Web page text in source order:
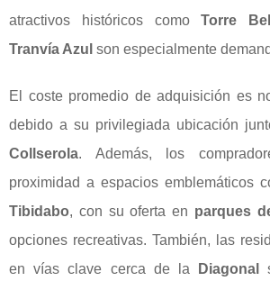
atractivos históricos comoTorre
Tranvía Azul son especialmente
El coste promedio de adquisición es
debido a su privilegiada ubicación
Collserola. Además, los
proximidad a espacios emblemáticos
Tibidabo, con su oferta en parques
opciones recreativas. También, las
en vías clave cerca de la
Diagonal